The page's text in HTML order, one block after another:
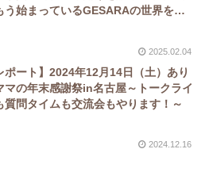
う始まっているGESARAの世界を徹
2025.02.04
ポート】2024年12月14日（土）あり
マの年末感謝祭in名古屋～トークライ
質問タイムも交流会もやります！～
2024.12.16